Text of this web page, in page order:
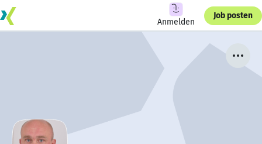
Anmelden
Job posten